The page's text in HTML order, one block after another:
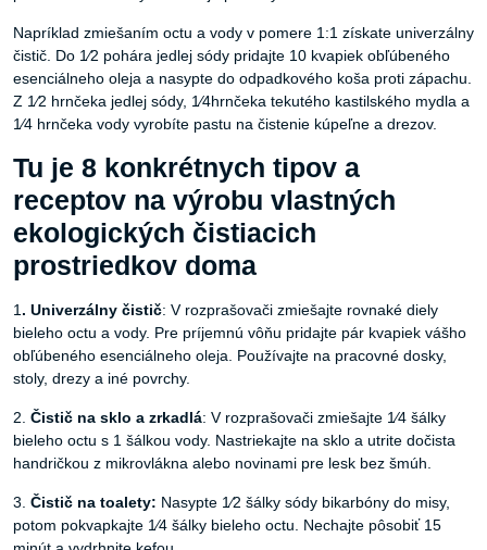
Napríklad zmiešaním octu a vody v pomere 1:1 získate univerzálny
čistič. Do 1⁄2 pohára jedlej sódy pridajte 10 kvapiek obľúbeného
esenciálneho oleja a nasypte do odpadkového koša proti zápachu.
Z 1⁄2 hrnčeka jedlej sódy, 1⁄4hrnčeka tekutého kastilského mydla a
1⁄4 hrnčeka vody vyrobíte pastu na čistenie kúpeľne a drezov.
Tu je 8 konkrétnych tipov a
receptov na výrobu vlastných
ekologických čistiacich
prostriedkov doma
1 . Univerzálny čistič: V rozprašovači zmiešajte rovnaké diely
bieleho octu a vody. Pre príjemnú vôňu pridajte pár kvapiek vášho
obľúbeného esenciálneho oleja. Používajte na pracovné dosky,
stoly, drezy a iné povrchy.
2. Čistič na sklo a zrkadlá: V rozprašovači zmiešajte 1⁄4 šálky
bieleho octu s 1 šálkou vody. Nastriekajte na sklo a utrite dočista
handričkou z mikrovlákna alebo novinami pre lesk bez šmúh.
3. Čistič na toalety: Nasypte 1⁄2 šálky sódy bikarbóny do misy,
potom pokvapkajte 1⁄4 šálky bieleho octu. Nechajte pôsobiť 15